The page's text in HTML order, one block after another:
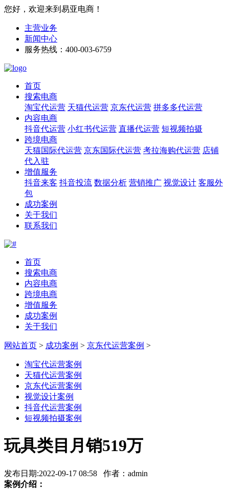
您好，欢迎来到易亚电商！
主营业务
新闻中心
服务热线：400-003-6759
首页
搜索电商
淘宝代运营 天猫代运营 京东代运营 拼多多代运营
内容电商
抖音代运营 小红书代运营 直播代运营 短视频拍摄
跨境电商
天猫国际代运营 京东国际代运营 考拉海购代运营 店铺
代入驻
增值服务
抖音来客 抖音投流 数据分析 营销推广 视觉设计 客服外
包
成功案例
关于我们
联系我们
首页
搜索电商
内容电商
跨境电商
增值服务
成功案例
关于我们
网站首页 > 成功案例 > 京东代运营案例 >
淘宝代运营案例
天猫代运营案例
京东代运营案例
视觉设计案例
抖音代运营案例
短视频拍摄案例
玩具类目月销519万
发布日期:2022-09-17 08:58 作者：admin
案例介绍：